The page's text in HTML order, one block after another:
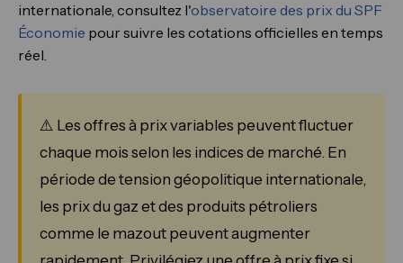
internationale, consultez l'observatoire des prix du SPF
Économie pour suivre les cotations officielles en temps
réel.
⚠️ Les offres à prix variables peuvent fluctuer
chaque mois selon les indices de marché. En
période de tension géopolitique internationale,
les prix du gaz et des produits pétroliers
comme le mazout peuvent augmenter